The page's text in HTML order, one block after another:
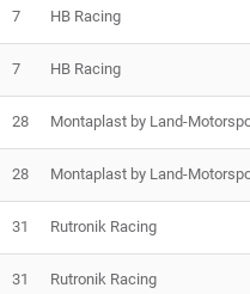
7 HB Racing
7 HB Racing
28 Montaplast by Land-
28 Montaplast by Land-
31 Rutronik Racing
31 Rutronik Racing